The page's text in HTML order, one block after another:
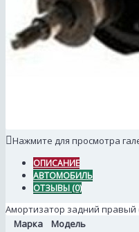
Нажмите для просмотра
ОПИСАНИЕ
АВТОМОБИЛЬ
ОТЗЫВЫ (0)
Амортизатор задний правый
Марка
Модель